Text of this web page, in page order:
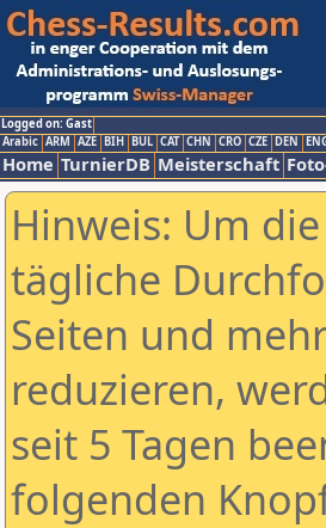
Logged on: Gast
Arabic ARM AZE BIH BUL CAT CHN CRO CZE DEN
Home TurnierDB Meisterschaft
Hinweis: Um
tägliche
Seiten und
reduzieren,
seit 5 Tagen
folgenden